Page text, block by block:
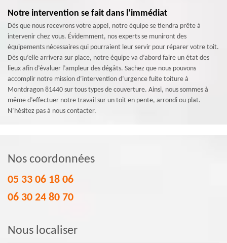
Notre intervention se fait dans l’immédiat
Dès que nous recevrons votre appel, notre équipe se tiendra prête à
intervenir chez vous. Évidemment, nos experts se muniront des
équipements nécessaires qui pourraient leur servir pour réparer votre toit.
Dès qu’elle arrivera sur place, notre équipe va d’abord faire un état des
lieux afin d’évaluer l’ampleur des dégâts. Sachez que nous pouvons
accomplir notre mission d’intervention d’urgence fuite toiture à
Montdragon 81440 sur tous types de couverture. Ainsi, nous sommes à
même d’effectuer notre travail sur un toit en pente, arrondi ou plat.
N’hésitez pas à nous contacter.
Nos coordonnées
05 33 06 18 06
06 30 24 80 70
Nous localiser